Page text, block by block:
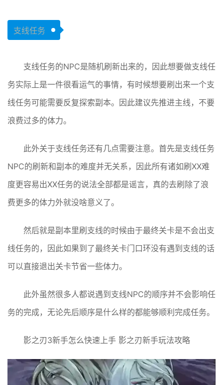
支线任务
支线任务的NPC是随机刷新出来的，因此想要做支线任
务实际上是一件很看运气的事情，有时候想要刷出来一个支
线任务可能需要反复探索副本。因此建议先推进主线，不要
浪费过多的体力。
此外关于支线任务还有几点需要注意。首先是支线任务
NPC的刷新和副本的难度并无关系，因此所有诸如刷XX难
度更容易出XX任务的说法全部都是谣言，真的去刷除了浪
费更多的体力外就没啥意义了。
然后就是副本里刷支线的时候由于最终关卡是不会出支
线任务的，因此如果到了最终关卡门口环没有遇到支线的话
可以直接退出关卡节省一些体力。
此外虽然很多人都说遇到支线NPC的顺序并不会影响任
务的完成，无论先后顺序是什么样的都能够顺利完成任务。
影之刃3新手怎么快速上手 影之刃新手玩法攻略